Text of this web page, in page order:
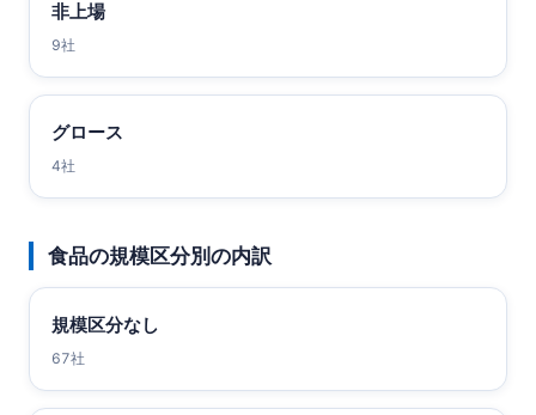
非上場
9社
グロース
4社
食品の規模区分別の内訳
規模区分なし
67社